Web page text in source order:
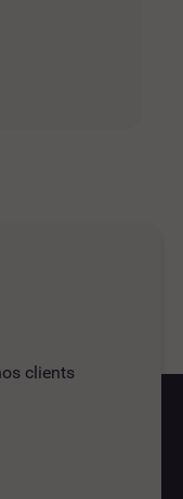
clients